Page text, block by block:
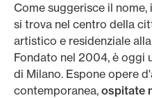
Come suggerisce il
si trova nel centro della
artistico e residenziale
Fondato nel 2004, è oggi
di Milano. Espone opere
contemporanea, ospitate